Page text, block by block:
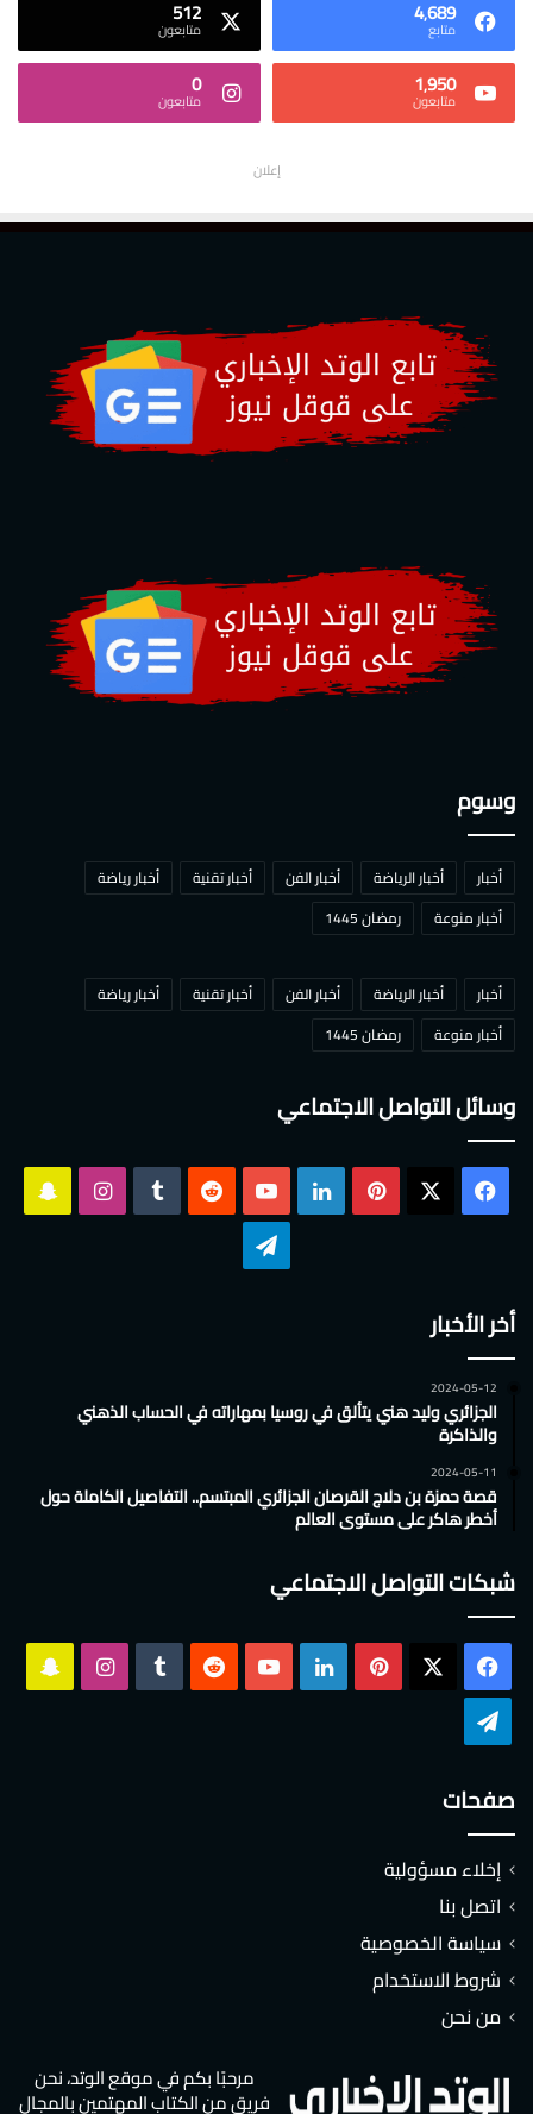
4٬689
متابع 512
متابعون
1٬950
متابعون 0
متابعون
إعلان
وسوم
أخبار أخبار الرياضة أخبار الفن أخبار تقنية
أخبار رياضة
أخبار منوعة
رمضان 1445
أخبار أخبار الرياضة أخبار الفن أخبار تقنية
أخبار رياضة
أخبار منوعة
رمضان 1445
وسائل التواصل الاجتماعي
فيسبوك بينتيريست لينكدإن ‫YouTube انستقرام
أخر الأخبار
2024-05-12
الجزائري وليد هني يتألق في روسيا بمهاراته في الحساب الذهني
والذاكرة
2024-05-11
قصة حمزة بن دلاج القرصان الجزائري المبتسم.. التفاصيل الكاملة حول
أخطر هاكر على مستوى العالم
شبكات التواصل الاجتماعي
فيسبوك بينتيريست لينكدإن ‫YouTube انستقرام
صفحات
إخلاء مسؤولية
اتصل بنا
سياسة الخصوصية
شروط الاستخدام
من نحن
مرحبًا بكم في موقع الوتد، نحن
فريق من الكتاب المهتمين بالمجال